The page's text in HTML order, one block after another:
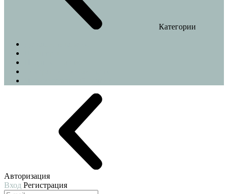
Категории
Авторизация
Вход Регистрация